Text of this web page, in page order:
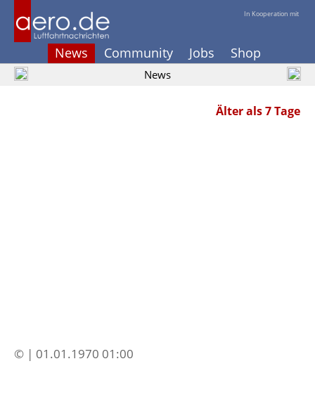
In Kooperation mit
News Community Jobs Shop
News
Älter als 7 Tage
© | 01.01.1970 01:00